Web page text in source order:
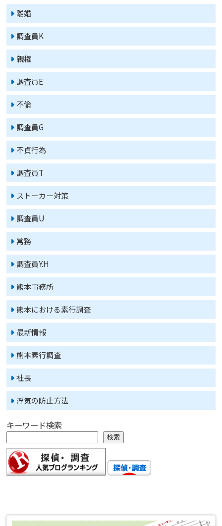
離婚
調査員K
親権
調査員E
不倫
調査員G
不貞行為
調査員T
ストーカー対策
調査員U
常務
調査員Y.H
熊本事務所
熊本における素行調査
最新情報
熊本素行調査
社長
浮気の防止方法
キーワード検索
検索